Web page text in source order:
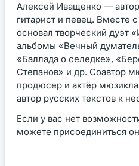
Алексей Иващенко —
гитарист и певец. Вместе
основал творческий дуэт
альбомы «Вечный
«Баллада о селедке»,
Степанов» и др. Соавтор
продюсер и актёр
автор русских текстов к
Если у вас нет
можете присоединиться